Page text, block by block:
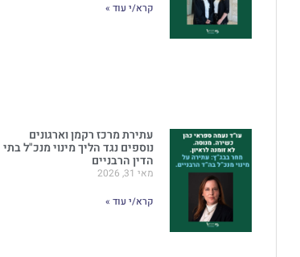
קרא/י עוד »
עתירת מרכז רקמן וארגונים
נוספים נגד הליך מינוי מנכ"ל בתי
הדין הרבניים
מאי 31, 2026
קרא/י עוד »